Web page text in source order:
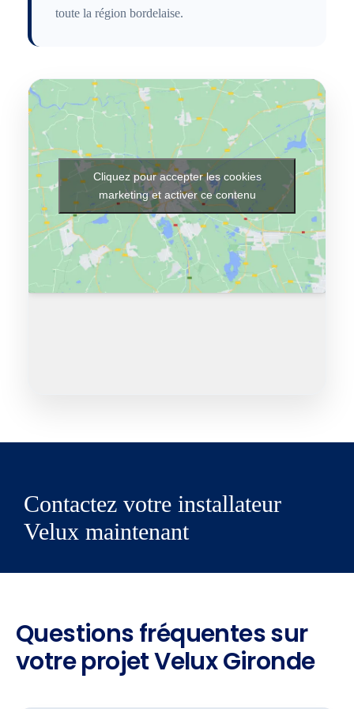
toute la région bordelaise.
Cliquez pour accepter les cookies
marketing et activer ce contenu
Contactez votre installateur
Velux maintenant
Questions fréquentes sur
votre projet Velux Gironde